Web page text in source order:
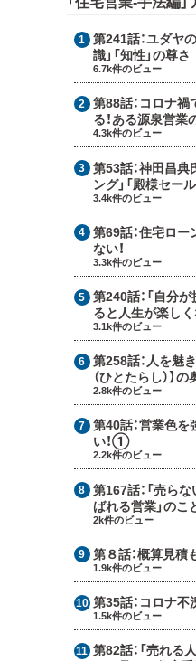
第241話：ユダヤ
識」「知性」の尊さ
6.7k件のビュー
第88話： コロナ禍
る！ある源泉営
4.3k件のビュー
第53話：神田昌典
ング」「殿様セー
3.4k件のビュー
第69話：住宅ロー
ない！
3.3k件のビュー
第240話： 「自分
ると人生が楽し
3.1k件のビュー
第258話： 人を魅
（ひとたらし）】の
2.8k件のビュー
第40話：営業色を
い！①
2.2k件のビュー
第167話： 「売ら
ばれる営業」のこ
2k件のビュー
第８話：概算見積
1.9k件のビュー
第35話： コロナ
1.5k件のビュー
第82話： 「売れる